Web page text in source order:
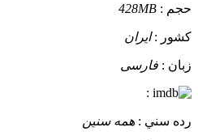
حجم : 428MB
کشور :ایران
زبان : فارسی
:
رده سني : همه سنین